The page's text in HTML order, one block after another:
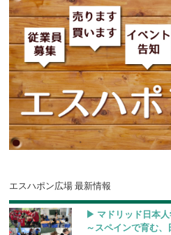
エスハポン広場 最新情報
▶︎ マドリッド日本
～スペインで育む